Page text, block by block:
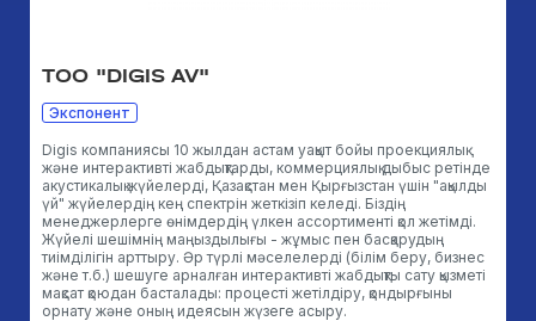
TOO "DIGIS AV"
Экспонент
Digis компаниясы 10 жылдан астам уақыт бойы проекциялық
және интерактивті жабдықтарды, коммерциялық дыбыс ретінде
акустикалық жүйелерді, Қазақстан мен Қырғызстан үшін "ақылды
үй" жүйелердің кең спектрін жеткізіп келеді. Біздің
менеджерлерге өнімдердің үлкен ассортименті қол жетімді.
Жүйелі шешімнің маңыздылығы - жұмыс пен басқарудың
тиімділігін арттыру. Әр түрлі мәселелерді (білім беру, бизнес
және т.б.) шешуге арналған интерактивті жабдықты сату қызметі
мақсат қоюдан басталады: процесті жетілдіру, қондырғыны
орнату және оның идеясын жүзеге асыру.